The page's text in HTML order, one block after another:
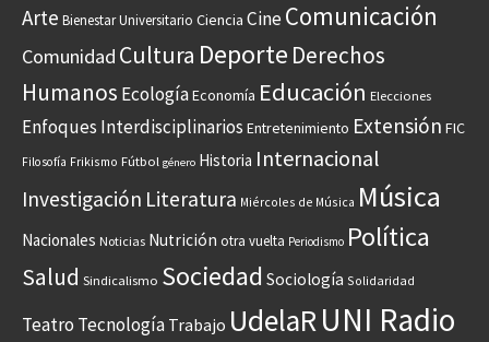
Arte Bienestar Universitario Ciencia CineComunicación
Comunidad Cultura Deporte Derechos
Humanos EcologíaEconomía Educación Elecciones
Enfoques Interdisciplinarios Entretenimiento Extensión FIC
Filosofía Frikismo Fútbol género Historia Internacional
Investigación Literatura Miércoles de Música Música
Nacionales Noticias Nutrición otra vuelta Periodismo Política
Salud Sindicalismo Sociedad Sociología Solidaridad
Teatro Tecnología Trabajo UdelaRUNI Radio